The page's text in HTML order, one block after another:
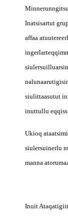
Inatsisartut
affaa
siulittaasutut
inuttullu
Ukioq
siulersuinerlu
manna
Inuit Ataqatigiit